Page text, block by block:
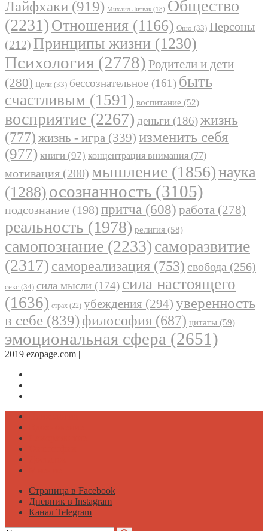
Лайфхаки (919) Михаил Литвак (18) Общество
(2231) Отношения (1166) Ошо (33) Персоны
(212) Принципы жизни (1230)
Психология (2778) Родители и дети
(280) Цели (33) бессознательное (161) быть
счастливым (1591) воспитание (52)
восприятие (2267) деньги (186)жизнь
(777) жизнь - игра (339) изменить себя
(977) книги (97) концентрация внимания (77)
мотивация (200) мышление (1856)наука
(1288) осознанность (3105)
подсознание (198) притча (608) работа (278)
реальность (1978) религия (58)
самопознание (2233)саморазвитие
(2317) самореализация (753) свобода (256)
секс (34) сила мысли (174) сила настоящего
(1636) страх (22) убеждения (294) уверенность
в себе (839) философия (687) цитаты (59)
эмоциональная сфера (2651)
2019 ezopage.com | |
Страница в Facebook
Дневник в Instagram
Канал Telegram